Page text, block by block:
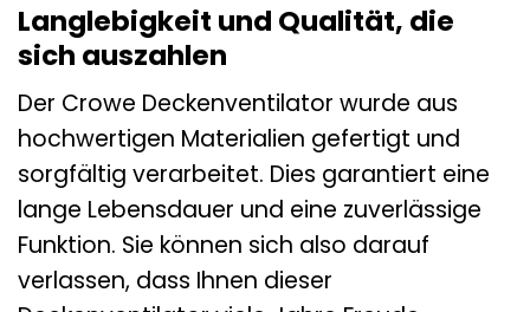
Langlebigkeit und Qualität, die
sich auszahlen
Der Crowe Deckenventilator wurde aus
hochwertigen Materialien gefertigt und
sorgfältig verarbeitet. Dies garantiert eine
lange Lebensdauer und eine zuverlässige
Funktion. Sie können sich also darauf
verlassen, dass Ihnen dieser